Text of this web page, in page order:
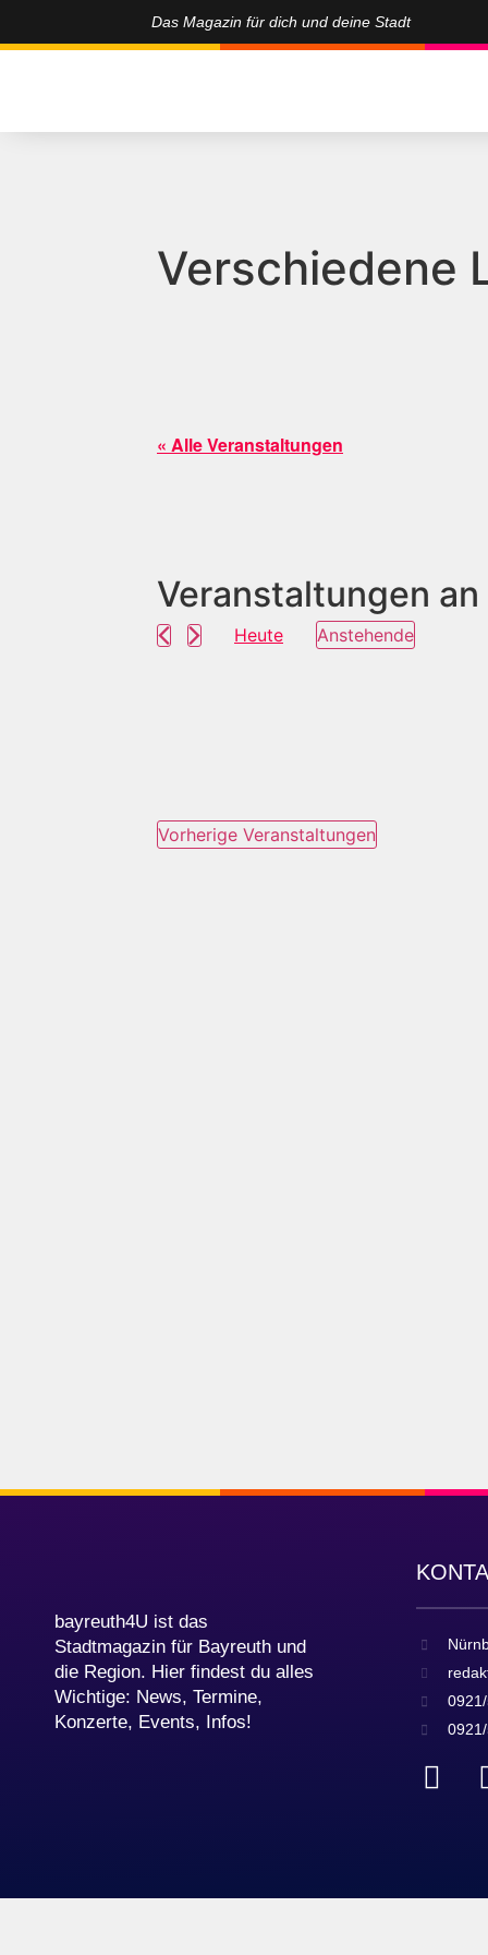
Das Magazin für dich und deine Stadt
Verschiedene
« Alle Veranstaltungen
Veranstaltungen
Heute
Anstehende
Vorherige Veranstaltungen
bayreuth4U ist das
Stadtmagazin für Bayreuth und
die Region. Hier findest du alles
Wichtige: News, Termine,
Konzerte, Events, Infos!